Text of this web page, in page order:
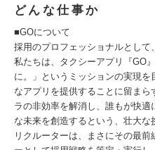
どんな仕事か
■GOについて
採用のプロフェッショナルとして
私たちは、タクシーアプリ『GO
に。」というミッションの実現を
なアプリを提供することに留ま
ラの非効率を解消し、誰もが快
な未来を創造するという、壮大な
リクルーターは、まさにその最